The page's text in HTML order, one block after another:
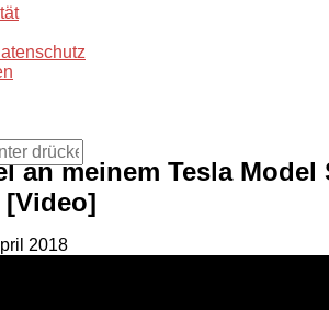
an meinem Tesla
[Video]
2018